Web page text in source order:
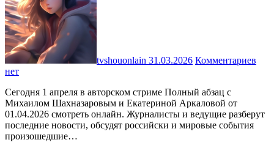
tvshouonlain 31.03.2026 Комментариев
нет
Сегодня 1 апреля в авторском стриме Полный абзац с
Михаилом Шахназаровым и Екатериной Аркаловой от
01.04.2026 смотреть онлайн. Журналисты и ведущие разберут
последние новости, обсудят российски и мировые события
произошедшие…